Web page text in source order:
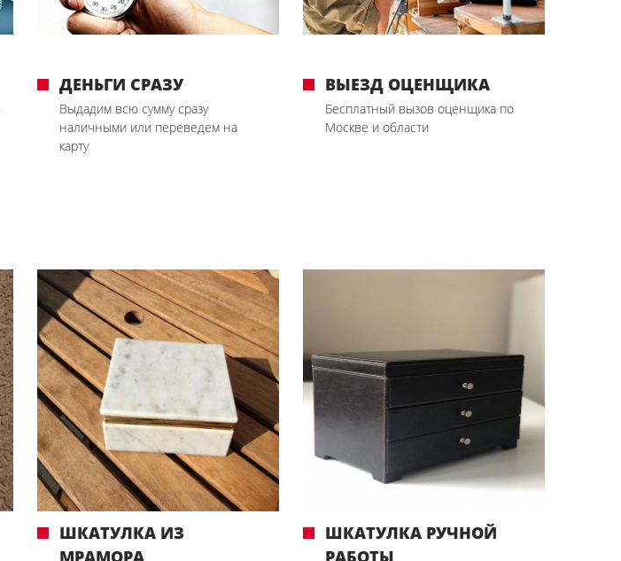
ДЕНЬГИ СРАЗУ
Выдадим всю сумму сразу
наличными или переведем на
карту
ВЫЕЗД ОЦЕНЩИКА
Бесплатный вызов оценщика по
Москве и области
ШКАТУЛКА ИЗ
МРАМОРА
ШКАТУЛКА РУЧНОЙ
РАБОТЫ